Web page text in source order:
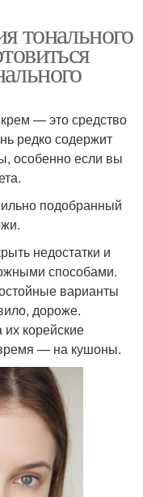
тонального
— это средство
редко содержит
особенно если вы
подобранный
недостатки и
способами.
варианты
дороже.
корейские
— на кушоны.